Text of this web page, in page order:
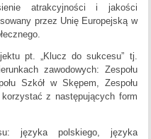
atrakcyjności i jakości
przez Unię Europejską w
pt. „Klucz do sukcesu” tj.
zawodowych: Zespołu
Szkół w Skępem, Zespołu
z następujących form
języka polskiego, języka